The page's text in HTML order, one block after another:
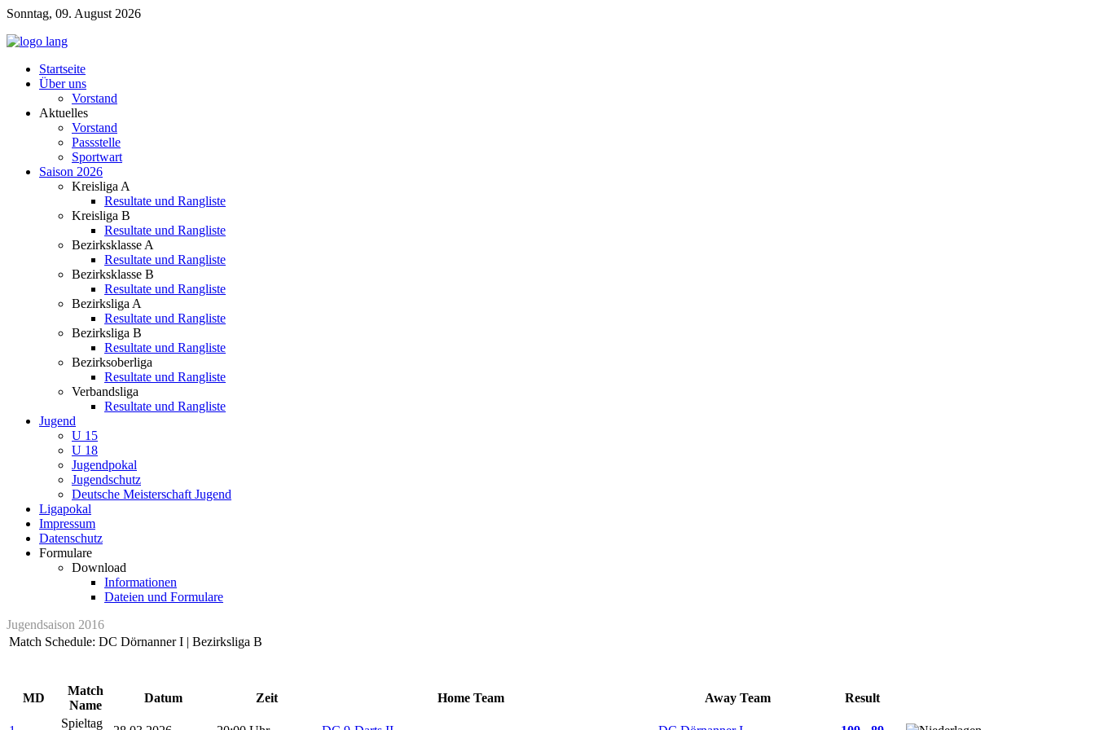
Sonntag, 09. August 2026
Startseite
Über uns
Vorstand
Aktuelles
Vorstand
Passstelle
Sportwart
Saison 2026
Kreisliga A
Resultate und Rangliste
Kreisliga B
Resultate und Rangliste
Bezirksklasse A
Resultate und Rangliste
Bezirksklasse B
Resultate und Rangliste
Bezirksliga A
Resultate und Rangliste
Bezirksliga B
Resultate und Rangliste
Bezirksoberliga
Resultate und Rangliste
Verbandsliga
Resultate und Rangliste
Jugend
U 15
U 18
Jugendpokal
Jugendschutz
Deutsche Meisterschaft Jugend
Ligapokal
Impressum
Datenschutz
Formulare
Download
Informationen
Dateien und Formulare
Jugendsaison 2016
Match Schedule: DC Dörnanner I | Bezirksliga B
MD
Match
Name
Datum Zeit Home Team Away Team Result
Spieltag